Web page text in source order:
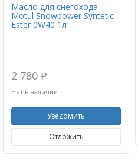
Масло для снегохода
Motul Snowpower Syntetic
Ester 0W40 1л
2 780 p
Нет в наличии
Уведомить
Отложить